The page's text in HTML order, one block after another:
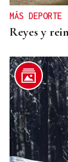
MÁS DEPORTE
Reyes y